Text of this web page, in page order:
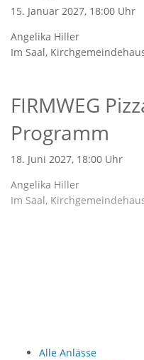
15. Januar 2027, 18:00 Uhr
Angelika Hiller
Im Saal,
FIRMWEG
Programm
18. Juni 2027, 18:00 Uhr
Angelika Hiller
Im Saal,
Alle Anlässe